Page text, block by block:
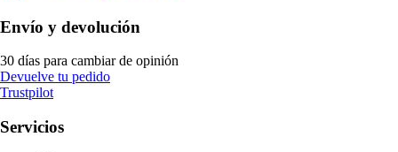
Envío y devolución
30 días para cambiar de opinión
Devuelve tu pedido
Trustpilot
Servicios